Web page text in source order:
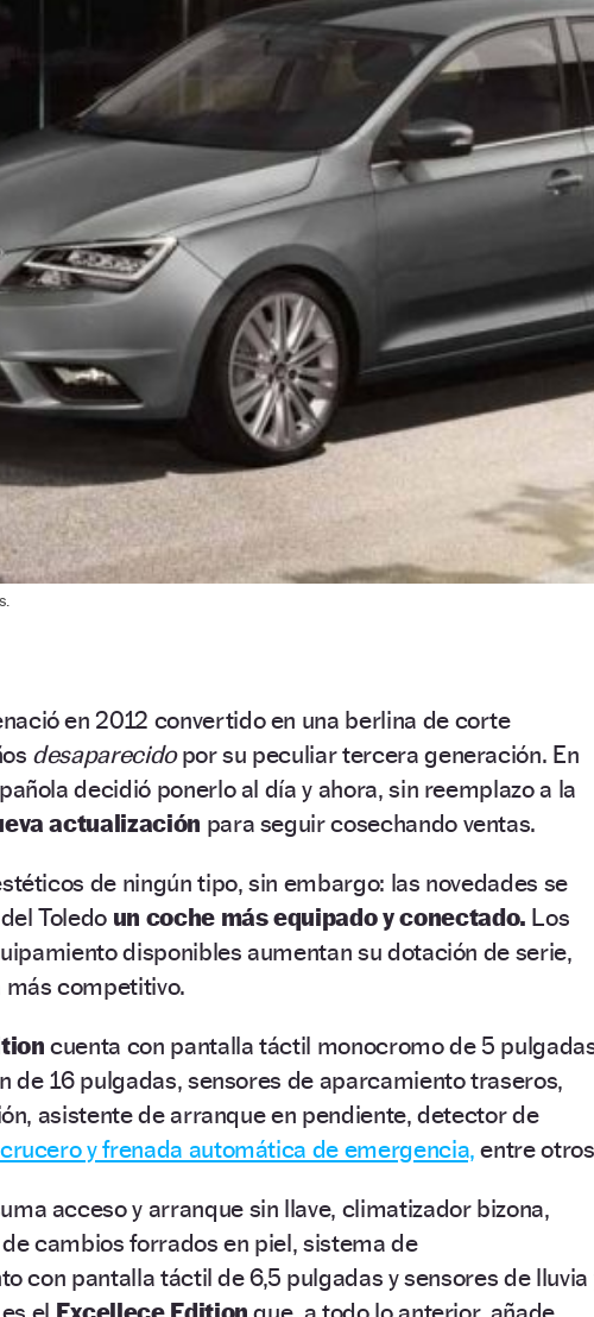
en 2012 convertido en una berlina de corte
desaparecidopor su peculiar tercera generación. En
decidió ponerlo al día y ahora, sin reemplazo a la
actualización para seguir cosechando ventas.
de ningún tipo, sin embargo: las novedades se
Toledo un coche más equipado y conectado. Los
disponibles aumentan su dotación de serie,
más competitivo.
cuenta con pantalla táctil monocromo de 5
de 16 pulgadas, sensores de aparcamiento traseros,
asistente de arranque en pendiente, detector de
y frenada automática de emergencia, entre
acceso y arranque sin llave, climatizador bizona,
cambios forrados en piel, sistema de
con pantalla táctil de 6,5 pulgadas y sensores de lluvia